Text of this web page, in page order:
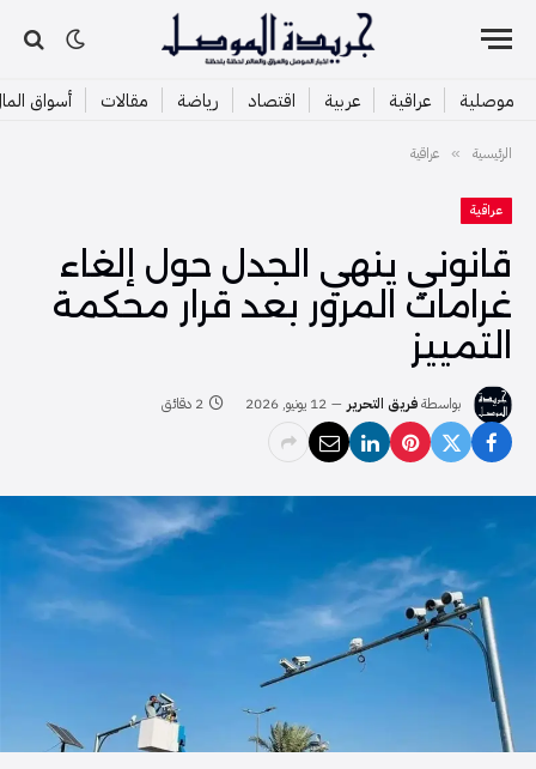
موصلية عراقية عربية اقتصاد رياضة مقالات أسواق
الرئيسية » عراقية
عراقية
قانوني ينهي الجدل حول إلغاء
غرامات المرور بعد قرار محكمة
التمييز
بواسطةفريق التحرير 12 يونيو, 2026 2 دقائق